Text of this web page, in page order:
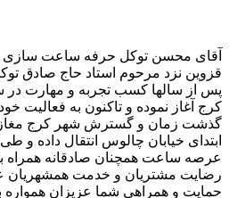
قزوین نزد مرحوم استاد حاج صادق
کرج آغاز نموده و تاکنون به فعالیت
گذشت زمان و گسترش شهر کرج
ابتدای خیابان چالوس انتقال داده و
عرصه ساعت همچنان صادقانه همراه
رضایت مشتریان و خدمت همشهریان
حمایت و همراهی شما عزیزان همواره